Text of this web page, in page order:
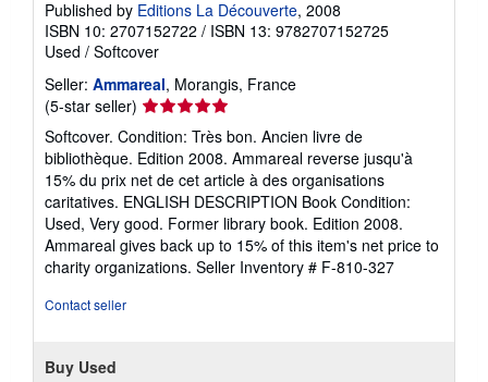
Published by Editions La Découverte, 2008
ISBN 10: 2707152722 / ISBN 13: 9782707152725
Used / Softcover
Seller: Ammareal, Morangis, France
(5-star seller) Seller
rating
5
out
of
5
stars
Softcover. Condition: Très bon. Ancien livre de
bibliothèque. Edition 2008. Ammareal reverse jusqu'à
15% du prix net de cet article à des organisations
caritatives. ENGLISH DESCRIPTION Book Condition:
Used, Very good. Former library book. Edition 2008.
Ammareal gives back up to 15% of this item's net price to
charity organizations. Seller Inventory # F-810-327
Contact seller
Buy Used